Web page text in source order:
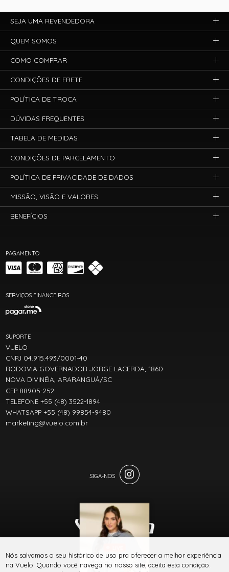
PAGAMENTO
SERVIÇOS FINANCEIROS
SUPORTE
VUELO
CNPJ 04.915.493/0001-40
RODOVIA GOVERNADOR JORGE LACERDA, 1860
NOVA DIVINÉIA, ARARANGUÁ/SC
CEP 88905-252
TELEFONE +55 (48) 3522-1894
WHATSAPP +55 (48) 99854-9480
marketing@vuelo.com.br
SEJA UMA REVENDEDORA
QUEM SOMOS
COMO COMPRAR
CONDIÇÕES DE FRETE
POLÍTICA DE TROCA
DÚVIDAS FREQUENTES
TABELA DE MEDIDAS
CONDIÇÕES DE PARCELAMENTO
POLÍTICA DE PRIVACIDADE DE DADOS
MISSÃO, VISÃO E VALORES
BENEFÍCIOS
® TODOS DIREITOS RESERVADOS
MANUAL DO JEANS
VUELO
Nós salvamos o seu histórico de uso pra oferecer a melhor experiência
na Vuelo. Quando você navega no nosso site, aceita esta condição.